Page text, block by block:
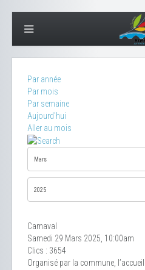
Par année
Par mois
Par semaine
Aujourd'hui
Aller au mois
Carnaval
Samedi 29 Mars 2025, 10:00am
Clics : 3654
Organisé par la commune,